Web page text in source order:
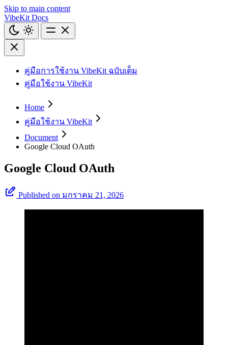
Skip to main content
VibeKit Docs
คู่มือการใช้งาน VibeKit ฉบับเต็ม
คู่มือใช้งาน VibeKit
Home
คู่มือใช้งาน VibeKit
Document
Google Cloud OAuth
Google Cloud OAuth
Published on มกราคม 21, 2026